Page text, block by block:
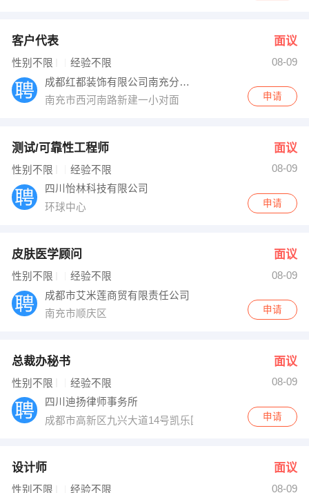
客户代表 面议
性别不限 经验不限
08-09
成都红都装饰有限公司南充分公司
南充市西河南路新建一小对面
申请
测试/可靠性工程师 面议
性别不限 经验不限
08-09
四川怡林科技有限公司
环球中心
申请
皮肤医学顾问 面议
性别不限 经验不限
08-09
成都市艾米莲商贸有限责任公司
南充市顺庆区
申请
总裁办秘书 面议
性别不限 经验不限
08-09
四川迪扬律师事务所
成都市高新区九兴大道14号凯乐国际3幢3楼
申请
设计师 面议
性别不限 经验不限 08-09